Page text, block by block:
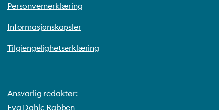
Personvernerklæring
Informasjonskapsler
Tilgjengelighetserklæring
Ansvarlig redaktør:
Eva Dahle Rabben